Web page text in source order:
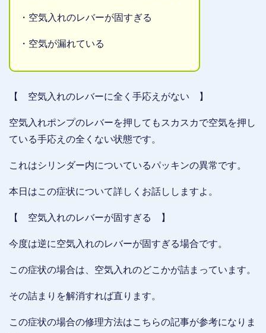
・空気入れのレバーが固すぎる
・空気が漏れている
【 空気入れのレバーに全く手応えがない 】
空気入れポンプのレバーを押してもスカスカで空気を押し
ている手応えの全くない状態です。
これはシリンダー内についているパッキンの異常です。
本日はこの症状について詳しくお話ししますよ。
【 空気入れのレバーが固すぎる 】
今度は逆に空気入れのレバーが固すぎる場合です。
この症状の場合は、空気入れのどこかが詰まっています。
その詰まりを解消すれば直ります。
この症状の場合の修理方法はこちらの記事が参考になりま